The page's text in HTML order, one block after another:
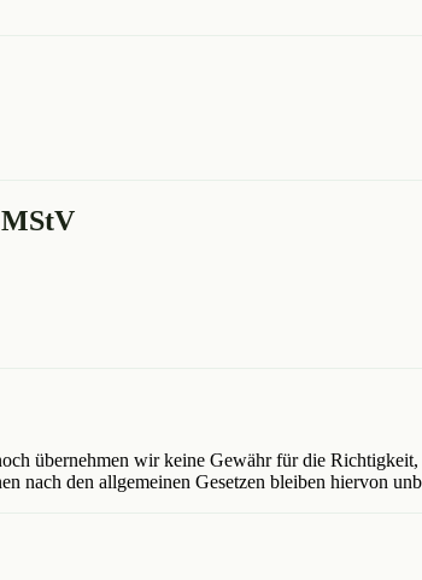
übernehmen wir keine Gewähr für die
nach den allgemeinen Gesetzen bleiben hiervon